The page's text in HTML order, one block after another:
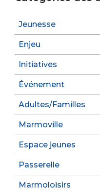
Jeunesse
Enjeu
Initiatives
Événement
Adultes/Familles
Marmoville
Espace jeunes
Passerelle
Marmoloisirs